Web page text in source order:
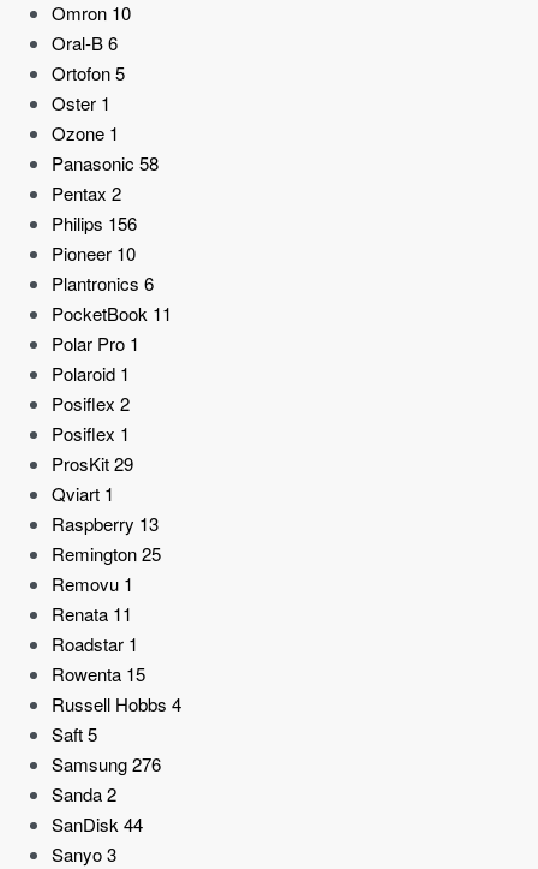
Omron 10
Oral-B6
Ortofon5
Oster 1
Ozone 1
Panasonic 58
Pentax 2
Philips 156
Pioneer 10
Plantronics 6
PocketBook 11
Polar Pro 1
Polaroid 1
Posiflex 2
Posiflex 1
ProsKit29
Qviart 1
Raspberry 13
Remington25
Removu 1
Renata 11
Roadstar 1
Rowenta 15
Russell Hobbs 4
Saft5
Samsung276
Sanda2
SanDisk44
Sanyo3